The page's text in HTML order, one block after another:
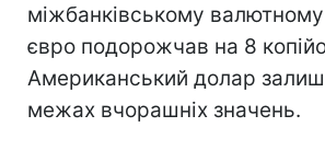
міжбанківському
євро подорожчав на 8
Американський долар
межах вчорашніх значень.